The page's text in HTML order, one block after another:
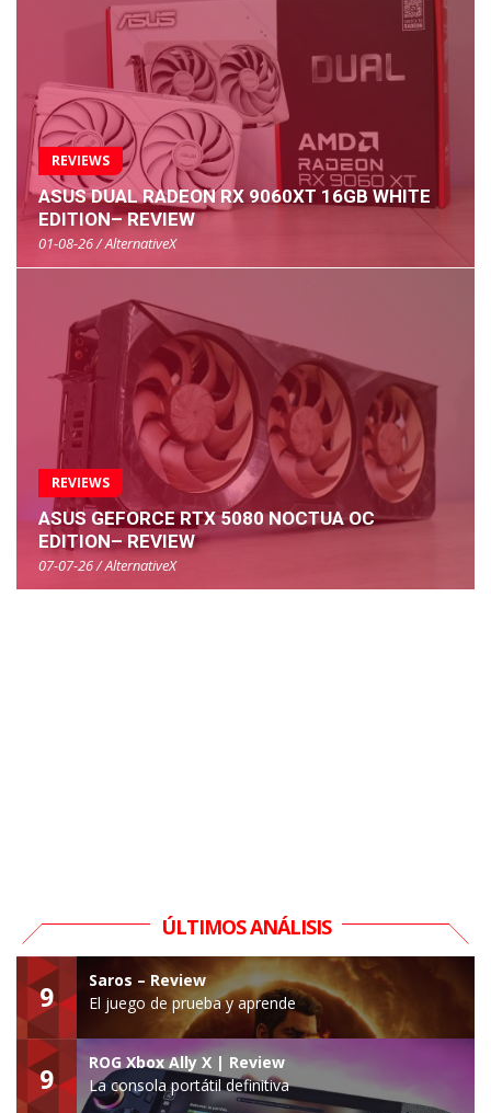
REVIEWS
ASUS DUAL RADEON RX 9060XT 16GB WHITE
EDITION– REVIEW
01-08-26 / AlternativeX
REVIEWS
ASUS GEFORCE RTX 5080 NOCTUA OC
EDITION– REVIEW
07-07-26 / AlternativeX
ÚLTIMOS ANÁLISIS
9
Saros – Review
El juego de prueba y aprende
9
ROG Xbox Ally X | Review
La consola portátil definitiva